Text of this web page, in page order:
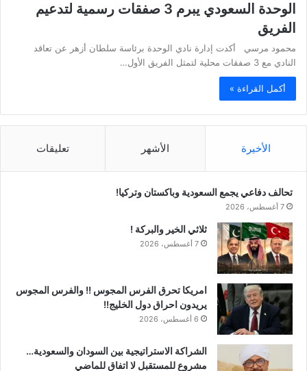
الوحدة السعودي يبرم 3 صفقات رسمية لتدعيم
الفريق
محمود مرسي أكدت إدارة نادي الوحدة برئاسة سلطان أزهر عن تعاقد
النادي مع 3 صفقات محلية لتمثل الفريق الأول…
أكمل القراءة »
الأخيرة الأشهر تعليقات
تحالف دفاعي يجمع السعودية وباكستان وتركيا!
7 أغسطس، 2026
ثلاثي الخير والبركة !
7 أغسطس، 2026
امريكا تحرق الفرس المجوس !! والفرس المجوس
يريدون احراق دول الخليج!!
6 أغسطس، 2026
الشراكة الاستراتيجية بين السودان والسعودية…
مشروع للمستقبل لا اتفاق للماضي